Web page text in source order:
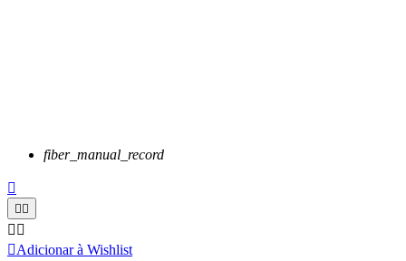
fiber_manual_record

 
 
Adicionar à Wishlist